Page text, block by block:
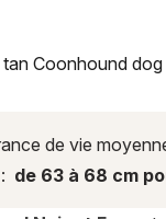
et Feu :
de vie
de 63 à 68 cm